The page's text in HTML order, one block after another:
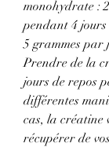
monohydrate :
pendant 4 jours
5 grammes par
Prendre de la
jours de repos
différentes
cas, la créatine
récupérer de